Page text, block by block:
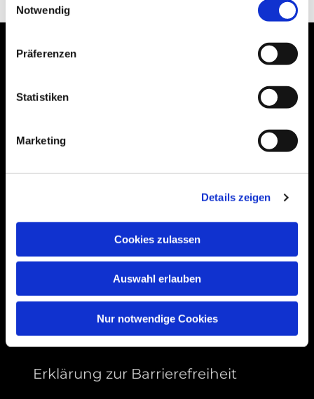
Notwendig
Präferenzen
Statistiken
Marketing
Details zeigen
Cookies zulassen
Auswahl erlauben
Nur notwendige Cookies
Bogenstraße 4A
um diese Karte anzuzeigen.
Accept cookies
Erklärung zur Barrierefreiheit